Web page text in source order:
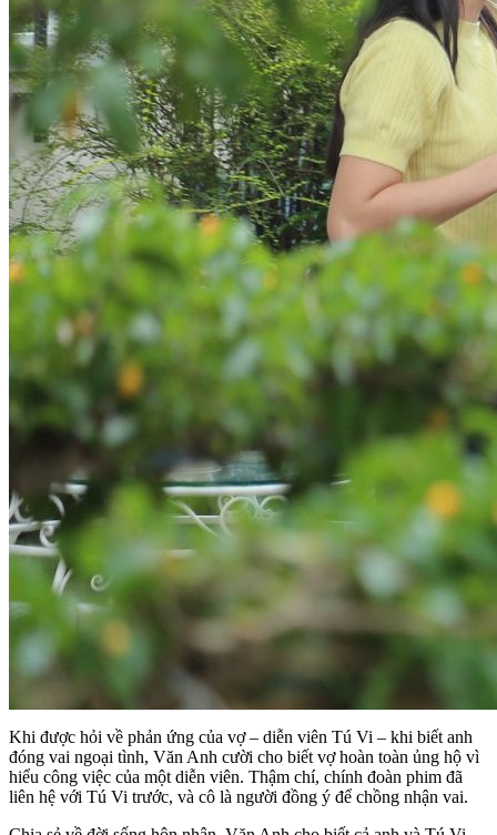
Khi được hỏi về phản ứng của vợ – diễn viên Tú Vi – khi biết anh
đóng vai ngoại tình, Văn Anh cười cho biết vợ hoàn toàn ủng hộ vì
hiểu công việc của một diễn viên. Thậm chí, chính đoàn phim đã
liên hệ với Tú Vi trước, và cô là người đồng ý để chồng nhận vai.